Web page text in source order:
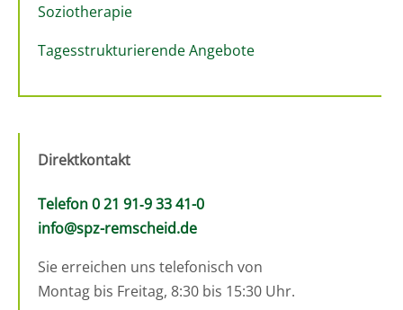
Soziotherapie
Tagesstrukturierende Angebote
Direktkontakt
Telefon 0 21 91‑9 33 41-0
info@spz-remscheid.de
Sie erreichen uns telefonisch von
Montag bis Freitag, 8:30 bis 15:30 Uhr.